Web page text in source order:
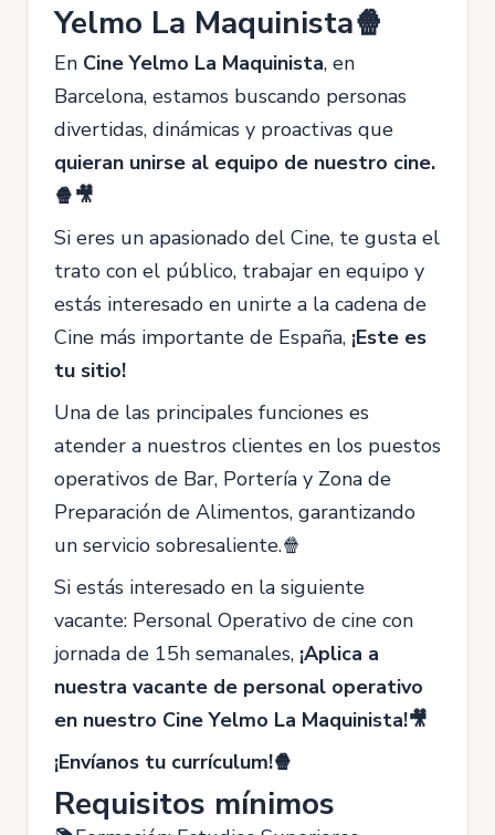
Yelmo La Maquinista🍿
En Cine Yelmo La Maquinista, en
Barcelona, estamos buscando personas
divertidas, dinámicas y proactivas que
quieran unirse al equipo de nuestro cine.
🍿🎥
Si eres un apasionado del Cine, te gusta el
trato con el público, trabajar en equipo y
estás interesado en unirte a la cadena de
Cine más importante de España, ¡Este es
tu sitio!
Una de las principales funciones es
atender a nuestros clientes en los puestos
operativos de Bar, Portería y Zona de
Preparación de Alimentos, garantizando
un servicio sobresaliente.🍿
Si estás interesado en la siguiente
vacante: Personal Operativo de cine con
jornada de 15h semanales, ¡Aplica a
nuestra vacante de personal operativo
en nuestro Cine Yelmo La Maquinista!🎥
¡Envíanos tu currículum!🍿
Requisitos mínimos